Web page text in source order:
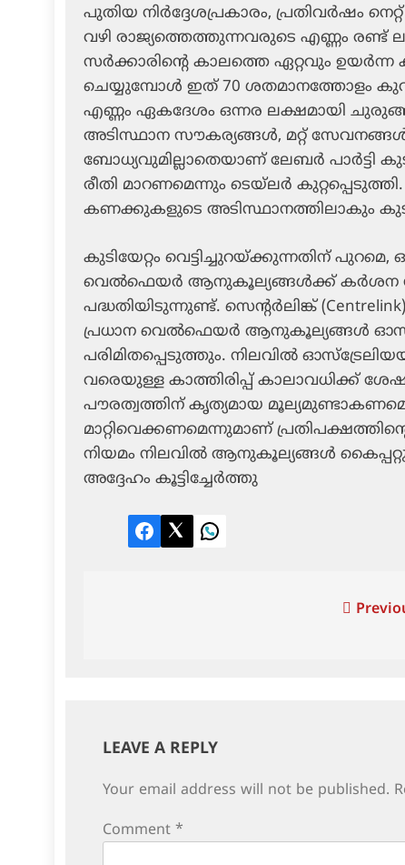
പുതിയ നിർദ്ദേശപ്രകാരം, പ്രതിവർഷം
വഴി രാജ്യത്തെത്തുന്നവരുടെ എണ്ണം രണ്ട്
സർക്കാരിന്റെ കാലത്തെ ഏറ്റവും ഉയർന്ന
ചെയ്യുമ്പോൾ ഇത് 70 ശതമാനത്തോളം
എണ്ണം ഏകദേശം ഒന്നര ലക്ഷമായി
അടിസ്ഥാന സൗകര്യങ്ങൾ, മറ്റ്
ബോധ്യവുമില്ലാതെയാണ് ലേബർ പാർട്ടി
രീതി മാറണമെന്നും ടെയ്‌ലർ
കണക്കുകളുടെ അടിസ്ഥാനത്തിലാകും
കുടിയേറ്റം വെട്ടിച്ചുറയ്ക്കുന്നതിന്
വെൽഫെയർ ആനുകൂല്യങ്ങൾക്ക് കർശന
പദ്ധതിയിടുന്നുണ്ട്. സെന്റർലിങ്ക്
പ്രധാന വെൽഫെയർ ആനുകൂല്യങ്ങൾ
പരിമിതപ്പെടുത്തും. നിലവിൽ
വരെയുള്ള കാത്തിരിപ്പ് കാലാവധിക്ക്
പൗരത്വത്തിന് കൃത്യമായ
മാറ്റിവെക്കണമെന്നുമാണ്
നിയമം നിലവിൽ ആനുകൂല്യങ്ങൾ
അദ്ദേഹം കൂട്ടിച്ചേർത്തു
Facebook
TwitterLinkedIn
LEAVE A REPLY
Your email address will not be published.
Comment *